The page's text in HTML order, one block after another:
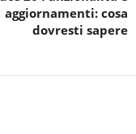
aggiornamenti: cosa
dovresti sapere